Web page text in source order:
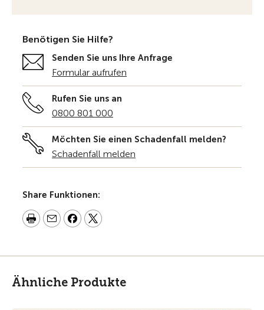
Benötigen Sie Hilfe?
Senden Sie uns Ihre Anfrage
Formular aufrufen
Rufen Sie uns an
0800 801 000
Möchten Sie einen Schadenfall melden?
Schadenfall melden
Share Funktionen:
Ähnliche Produkte